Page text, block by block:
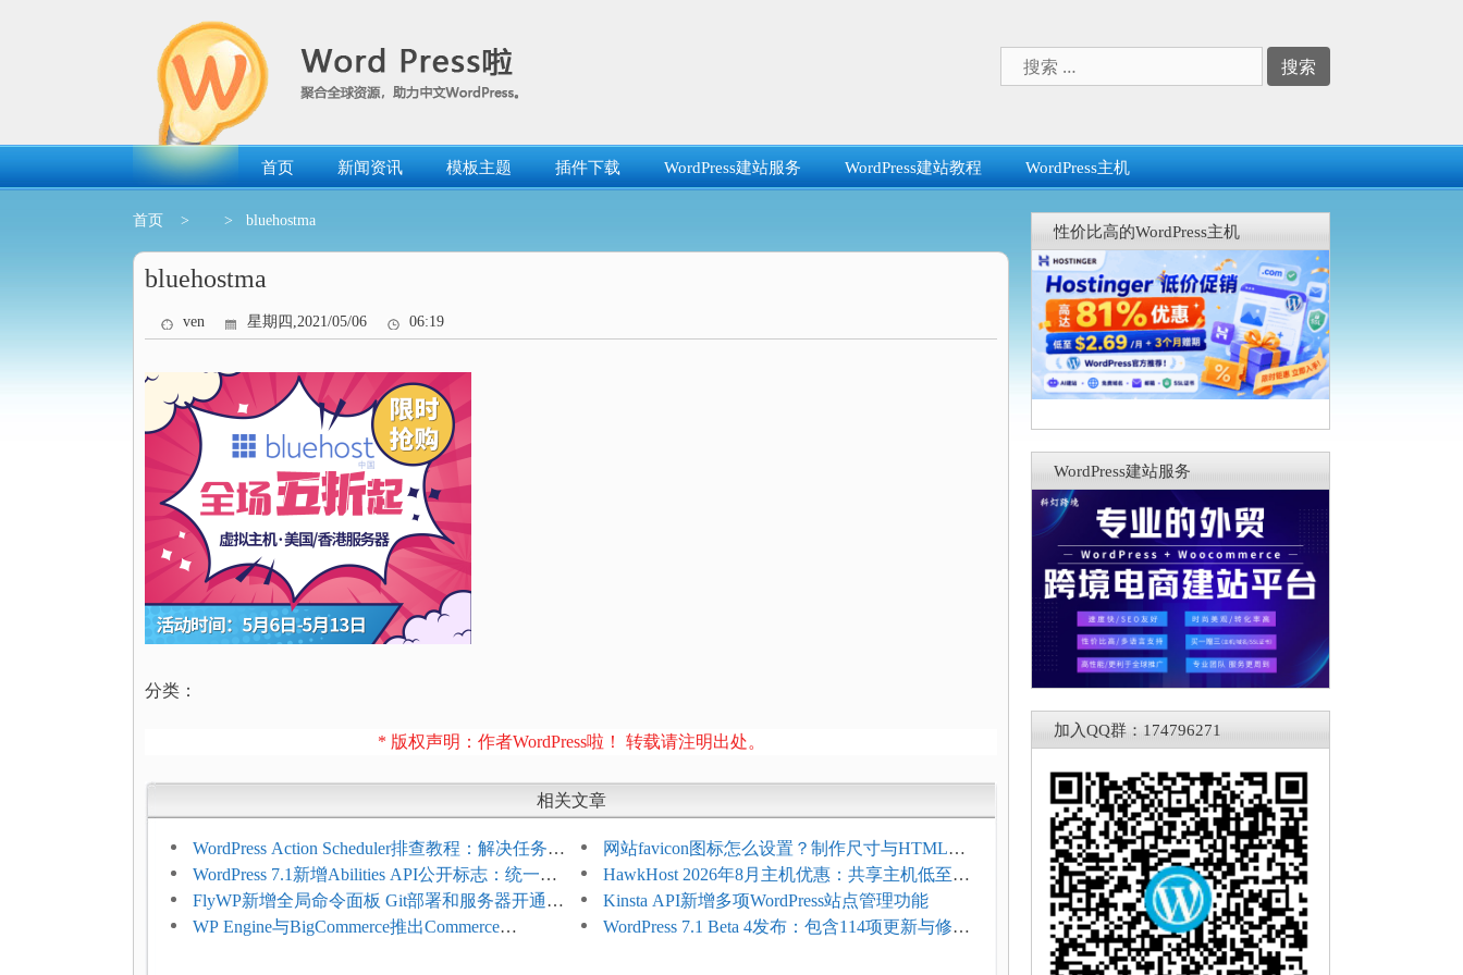
索：
首页 新闻资讯 模板主题 插件下载 WordPress建站服务 WordPress建站教程 WordPress主机
首页 > > bluehostma
bluehostma
ven 星期四,2021/05/06 06:19
分类：
* 版权声明：作者WordPress啦！ 转载请注明出处。
相关文章
WordPress Action Scheduler排查教程：解决任务积
压和订单延迟
网站favicon图标怎么设置？制作尺寸与HTML添
加方法
WordPress 7.1新增Abilities API公开标志：统一支
持REST API、MCP与AI代理
HawkHost 2026年8月主机优惠：共享主机低至
$2.61/月，高性能主机同步折扣
FlyWP新增全局命令面板 Git部署和服务器开通更
方便
Kinsta API新增多项WordPress站点管理功能
WP Engine与BigCommerce推出Commerce
WordPress 7.1 Beta 4发布：包含114项更新与修
性价比高的WordPress主机
WordPress建站服务
加入QQ群：174796271